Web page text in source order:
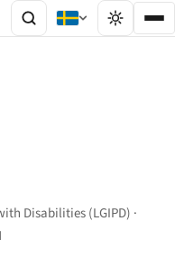
Disabilities (LGIPD) ·